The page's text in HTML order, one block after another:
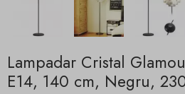
Lampadar Cristal
E14, 140 cm, Negru,